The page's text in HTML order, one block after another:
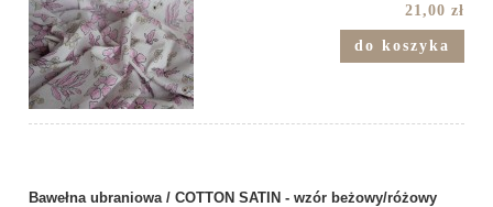
21,00 zł
do koszyka
Bawełna ubraniowa / COTTON SATIN - wzór beżowy/różowy